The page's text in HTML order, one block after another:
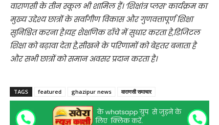
वाराणसी के तीन स्कूल भी शामिल हैं। ‘शिक्षांत्र प्लस’ कार्यक्रम का
मुख्य उद्देश्य छात्रों के सर्वांगीण विकास और गुणवत्तापूर्ण शिक्षा
सुनिश्चित करना है।यह शैक्षणिक ढाँचे में सुधार करता है,डिजिटल
शिक्षा को बढ़ावा देता है,सीखने के परिणामों को बेहतर बनाता है
और सभी छात्रों को समान अवसर प्रदान करता है।
TAGS featured ghazipur news वाराणसी समाचार